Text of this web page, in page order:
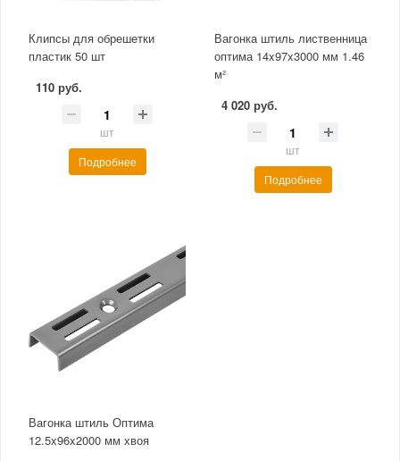
Клипсы для обрешетки
пластик 50 шт
110 руб.
шт
Подробнее
Вагонка штиль лиственница
оптима 14x97x3000 мм 1.46
м²
4 020 руб.
шт
Подробнее
Вагонка штиль Оптима
12.5x96x2000 мм хвоя